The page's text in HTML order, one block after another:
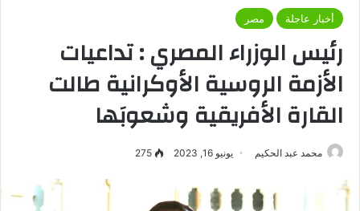
أخبار عاجلة مصر
رئيس الوزراء المصري : تداعيات
الأزمة الروسية الأوكرانية طالت
القارة الأفريقية وشعوبَها
محمد عبد الحكيم يونيو 16, 2023 275